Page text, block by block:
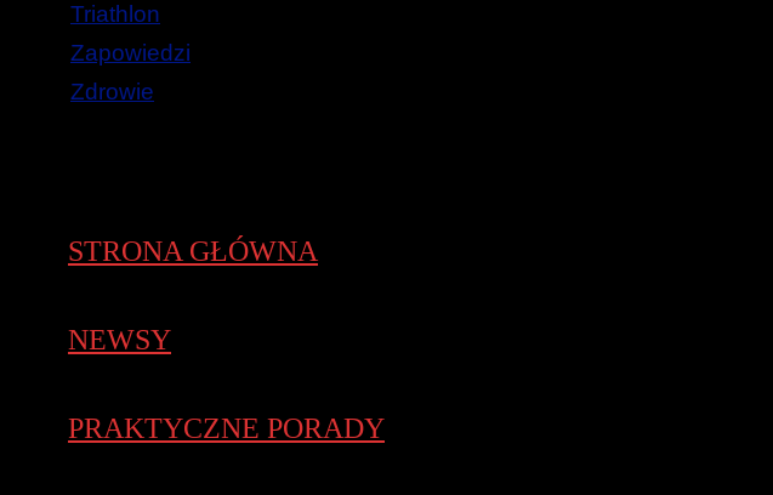
Triathlon
Zapowiedzi
Zdrowie
STRONA GŁÓWNA
NEWSY
PRAKTYCZNE PORADY